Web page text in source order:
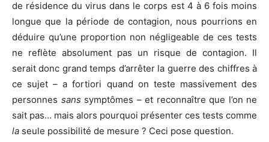
de résidence du virus dans le corps est 4 à 6 fois moins
longue que la période de contagion, nous pourrions en
déduire qu’une proportion non négligeable de ces tests
ne reflète absolument pas un risque de contagion. Il
serait donc grand temps d’arrêter la guerre des chiffres à
ce sujet – a fortiori quand on teste massivement des
personnes sans symptômes – et reconnaître que l’on ne
sait pas… mais alors pourquoi présenter ces tests comme
la seule possibilité de mesure ? Ceci pose question.